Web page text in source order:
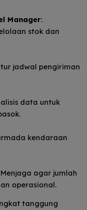
Manager:
stok dan
jadwal pengiriman
data untuk
kendaraan
Menjaga agar jumlah
operasional.
tanggung